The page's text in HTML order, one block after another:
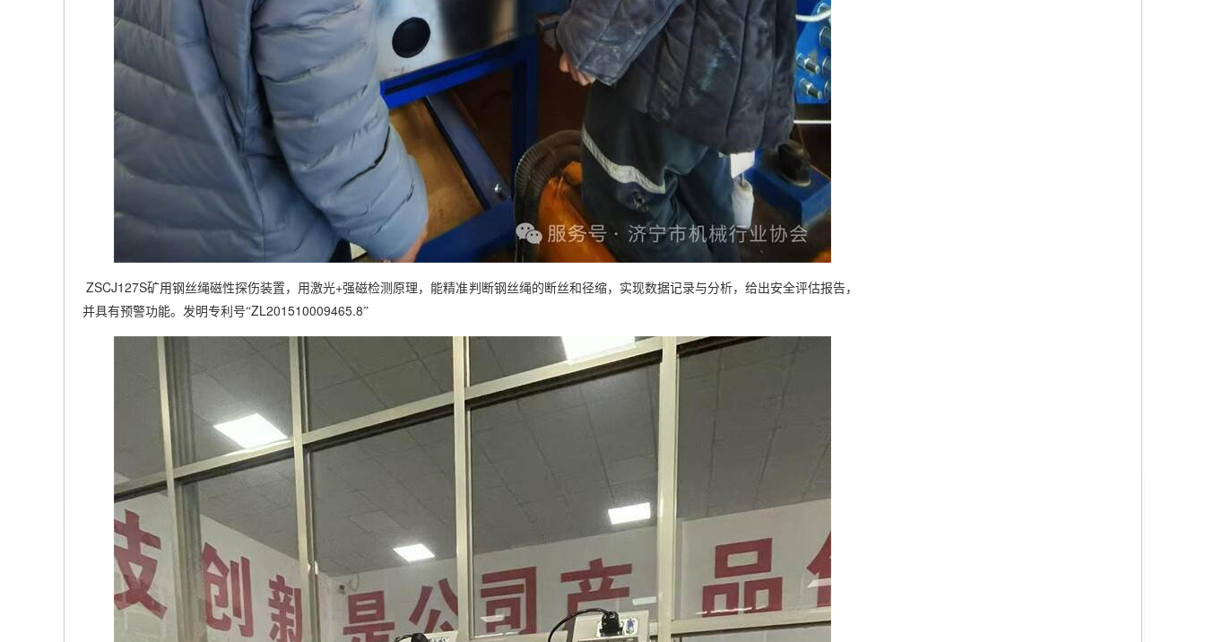
ZSCJ127S矿用钢丝绳磁性探伤装置，用激光+强磁检测原理，能精准判断钢丝绳的断丝和径缩，实现数据记录与分析，给出安全评估报告，
并具有预警功能。发明专利号“ZL201510009465.8”